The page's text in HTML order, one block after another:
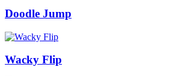
Doodle Jump
Wacky Flip